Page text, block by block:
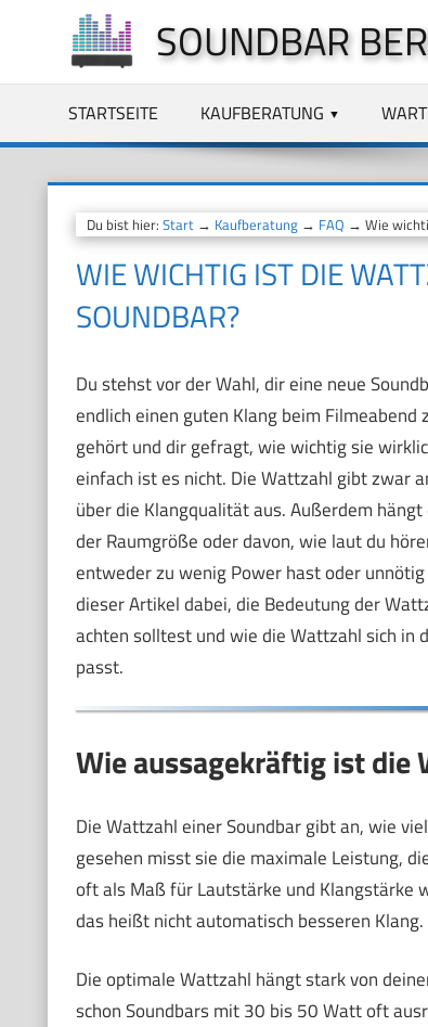
springen
SOUNDBAR
STARTSEITE KAUFBERATUNG
Du bist hier: Start→ Kaufberatung→ FAQ → Wie
WIE WICHTIG IST DIE
SOUNDBAR?
Du stehst vor der Wahl, dir eine neue
endlich einen guten Klang beim
gehört und dir gefragt, wie wichtig sie
einfach ist es nicht. Die Wattzahl gibt zwar
über die Klangqualität aus. Außerdem
der Raumgröße oder davon, wie laut du
entweder zu wenig Power hast oder
dieser Artikel dabei, die Bedeutung der
achten solltest und wie die Wattzahl sich in
passt.
Wie aussagekräftig ist die
Die Wattzahl einer Soundbar gibt an, wie
gesehen misst sie die maximale Leistung,
oft als Maß für Lautstärke und Klangstärke
das heißt nicht automatisch besseren Klang.
Die optimale Wattzahl hängt stark von
schon Soundbars mit 30 bis 50 Watt oft